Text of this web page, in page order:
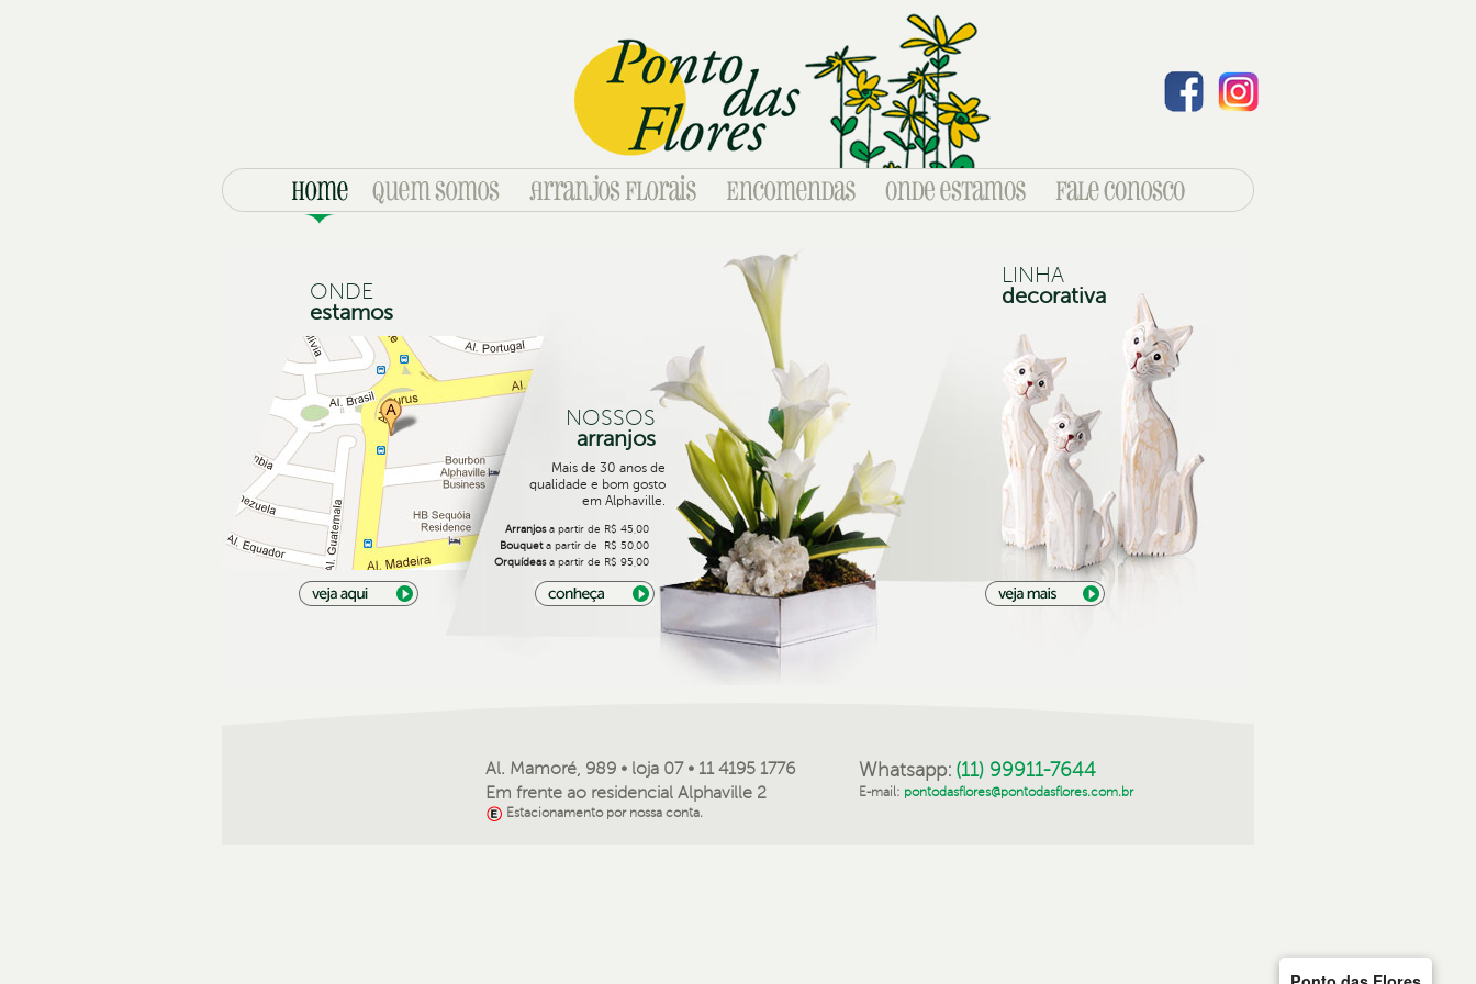
ONDE
estamos
NOSSOS
arranjos
Mais de 30 anos de
qualidade e bom gosto
em Alphaville.
Arranjosa partir de R$ 45,00
Bouqueta partir de R$ 50,00
Orquídeasa partir de R$ 95,00
LINHA
decorativa
Al. Mamoré, 989 • loja 07 • 11 4195 1776
Em frente ao residencial Alphaville 2
Estacionamento por nossa conta.
Whatsapp: (11) 99911-7644
E-mail: pontodasflores@pontodasflores.com.br